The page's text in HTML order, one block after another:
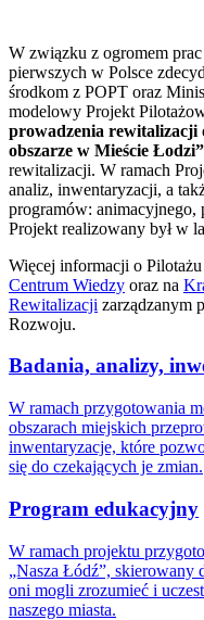
W związku z ogromem
pierwszych w Polsce
środkom z POPT oraz
modelowy Projekt
prowadzenia rewitalizacji
obszarze w Mieście Łodzi”
rewitalizacji. W ramach
analiz, inwentaryzacji, a
programów: animacyjnego,
Projekt realizowany był w
Więcej informacji o
Centrum Wiedzy oraz na
Rewitalizacji zarządzanym
Rozwoju.
Badania, analizy,
W ramach przygotowania
obszarach miejskich
inwentaryzacje, które
się do czekających je zmian.
Program edukacyjny
W ramach projektu
„Nasza Łódź”, skierowany
oni mogli zrozumieć i
naszego miasta.